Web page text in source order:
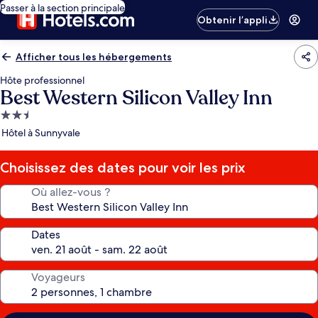
Passer à la section principale
Obtenir l’appli
Afficher tous les hébergements
Hôte professionnel
Best Western Silicon Valley Inn
Hébergement
2.5 étoiles
Hôtel à Sunnyvale
Choisissez des dates pour voir les prix
Où allez-vous ?
Dates
Voyageurs